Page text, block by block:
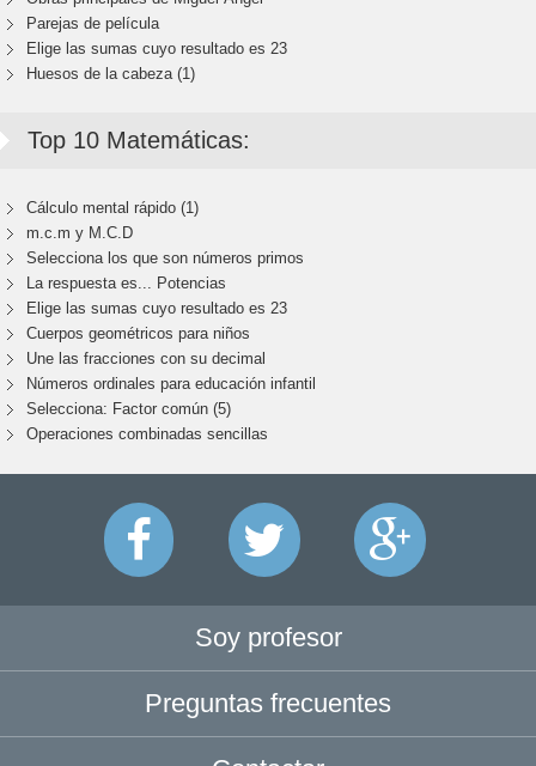
Parejas de película
Elige las sumas cuyo resultado es 23
Huesos de la cabeza (1)
Top 10 Matemáticas:
Cálculo mental rápido (1)
m.c.m y M.C.D
Selecciona los que son números primos
La respuesta es... Potencias
Elige las sumas cuyo resultado es 23
Cuerpos geométricos para niños
Une las fracciones con su decimal
Números ordinales para educación infantil
Selecciona: Factor común (5)
Operaciones combinadas sencillas
Soy profesor
Preguntas frecuentes